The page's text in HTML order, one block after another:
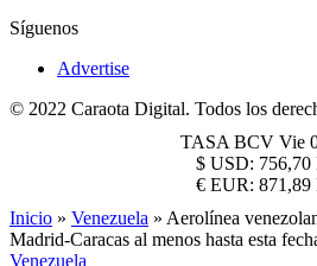
Síguenos
Advertise
© 2022 Caraota Digital. Todos los
TASA BCV Vie
$ USD: 756,70
€ EUR: 871,89
Inicio » Venezuela » Aerolínea
Madrid-Caracas al menos hasta esta
Venezuela